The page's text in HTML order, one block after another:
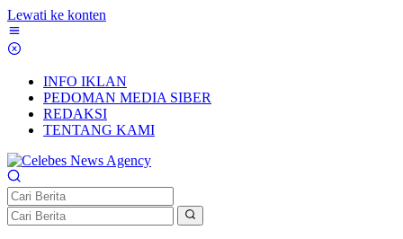
Lewati ke konten
INFO IKLAN
PEDOMAN MEDIA SIBER
REDAKSI
TENTANG KAMI